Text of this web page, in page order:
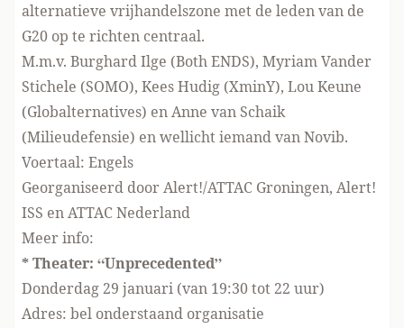
alternatieve vrijhandelszone met de leden van de
G20 op te richten centraal.
M.m.v. Burghard Ilge (Both ENDS), Myriam Vander
Stichele (SOMO), Kees Hudig (XminY), Lou Keune
(Globalternatives) en Anne van Schaik
(Milieudefensie) en wellicht iemand van Novib.
Voertaal: Engels
Georganiseerd door Alert!/ATTAC Groningen, Alert!
ISS en ATTAC Nederland
Meer info:
* Theater: “Unprecedented”
Donderdag 29 januari (van 19:30 tot 22 uur)
Adres: bel onderstaand organisatie